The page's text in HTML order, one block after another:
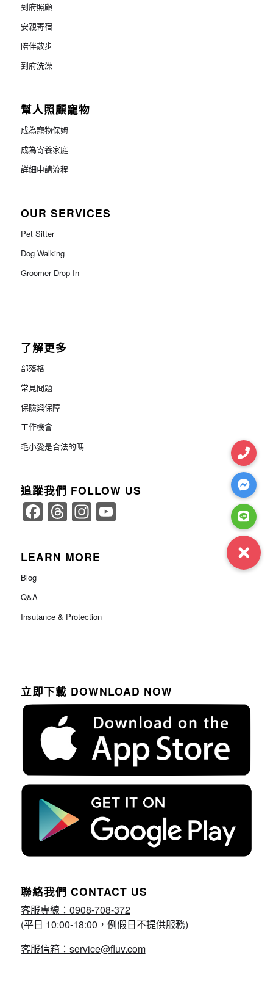
到府照顧
安親寄宿
陪伴散步
到府洗澡
幫人照顧寵物
成為寵物保姆
成為寄養家庭
詳細申請流程
OUR SERVICES
Pet Sitter
Dog Walking
Groomer Drop-In
了解更多
部落格
常見問題
保險與保障
工作機會
毛小愛是合法的嗎
追蹤我們 FOLLOW US
Facebook
Threads
Instagram
YouTube
LEARN MORE
Blog
Q&A
Insutance & Protection
立即下載 DOWNLOAD NOW
聯絡我們 CONTACT US
客服專線：0908-708-372
(平日 10:00-18:00，例假日不提供服務)
客服信箱：service@fluv.com